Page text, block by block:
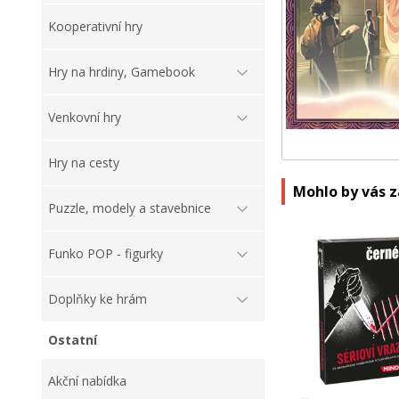
Kooperativní hry
Hry na hrdiny, Gamebook
Venkovní hry
Hry na cesty
Puzzle, modely a stavebnice
Funko POP - figurky
Doplňky ke hrám
Ostatní
Akční nabídka
Mohlo by vás